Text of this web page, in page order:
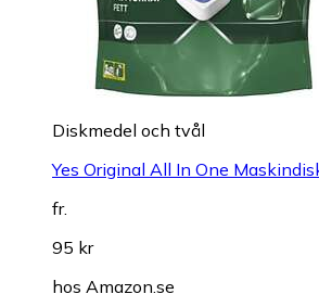
Diskmedel och tvål
Yes Original All In One
fr.
95 kr
hos Amazon.se